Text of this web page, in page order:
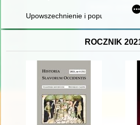
Upowszechnienie i popularyzacja
ROCZNIK